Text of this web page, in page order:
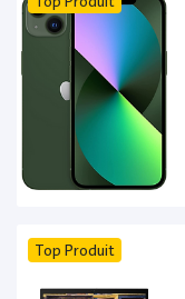
Top Produit